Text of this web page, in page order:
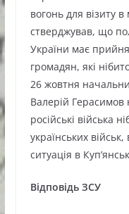
вогонь для візиту
стверджував, що
України має
громадян, які
26 жовтня
Валерій
російські війська
українських
ситуація в
Відповідь ЗСУ